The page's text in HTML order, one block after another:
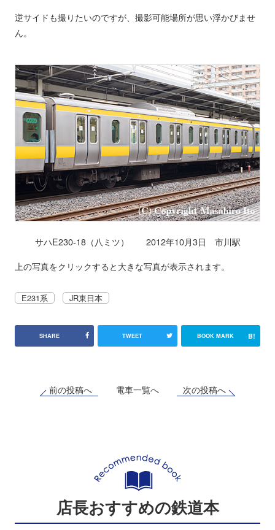
逆サイドも撮りたいのですが、撮影可能場所が思い浮かびませ
ん。
サハE230-18（八ミツ） 2012年10月3日 市川駅
上の写真をクリックすると大きな写真が表示されます。
E231系 JR東日本
SHARE TWEET BOOK MARK B!
前の投稿へ 電車一覧へ 次の投稿へ
店長おすすめの鉄道本